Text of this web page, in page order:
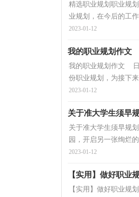
精选职业规划职业规
业规划，在今后的工
2023-01-12
我的职业规划作文
我的职业规划作文 日
份职业规划，为接下
2023-01-12
关于准大学生须早
关于准大学生须早规
园，开启另一张绚烂
2023-01-12
【实用】做好职业
【实用】做好职业规